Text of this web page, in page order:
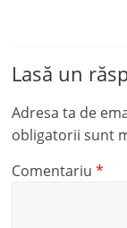
Lasă un
Adresa ta de
obligatorii sunt
Comentariu*